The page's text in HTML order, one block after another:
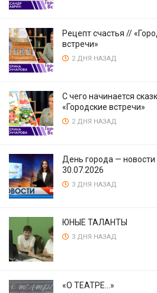
Рецепт счастья //
встречи»
2 ДНЯ НАЗАД
С чего начинается
«Городские встречи»
2 ДНЯ НАЗАД
День города — новости
30.07.2026
3 ДНЯ НАЗАД
ЮНЫЕ ТАЛАНТЫ
3 ДНЯ НАЗАД
«О ТЕАТРЕ…»